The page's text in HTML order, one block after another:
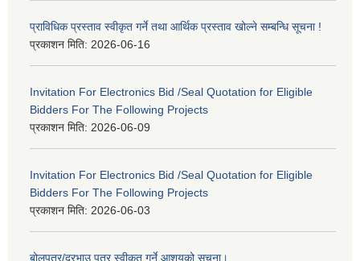
प्राविधिक प्रस्ताव स्वीकृत गर्ने तथा आर्थिक प्रस्ताव खोल्ने सम्बन्धि सूचना !
प्रकाशन मिति: 2026-06-16
Invitation For Electronics Bid /Seal Quotation for Eligible
Bidders For The Following Projects
प्रकाशन मिति: 2026-06-09
Invitation For Electronics Bid /Seal Quotation for Eligible
Bidders For The Following Projects
प्रकाशन मिति: 2026-06-03
बोलपत्र/दरभाउ पत्र स्वीकृत गर्ने आशयको सूचना।